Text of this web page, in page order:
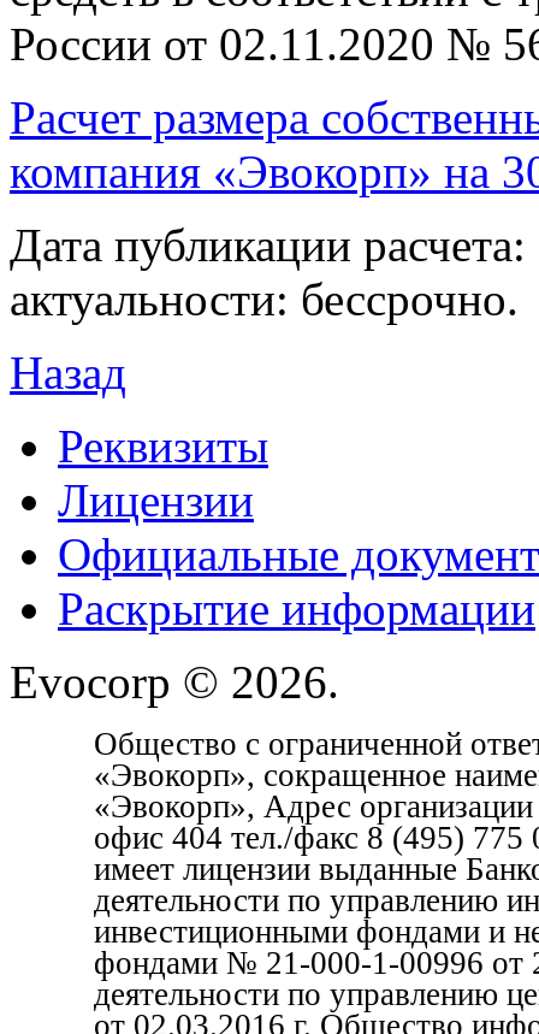
России от 02.11.2020 №
Расчет размера
компания «Эвокорп» на
Дата публикации
актуальности: бессрочно.
Назад
Реквизиты
Лицензии
Официальные
Раскрытие информации
Evocorp © 2026.
Общество с ограниченной
«Эвокорп», сокращенное
«Эвокорп», Адрес
офис 404 тел./факс 8 (495)
имеет лицензии выданные
деятельности по управлению
инвестиционными фондами и
фондами № 21-000-1-00996 от
деятельности по управлению
от 02.03.2016 г. Общество